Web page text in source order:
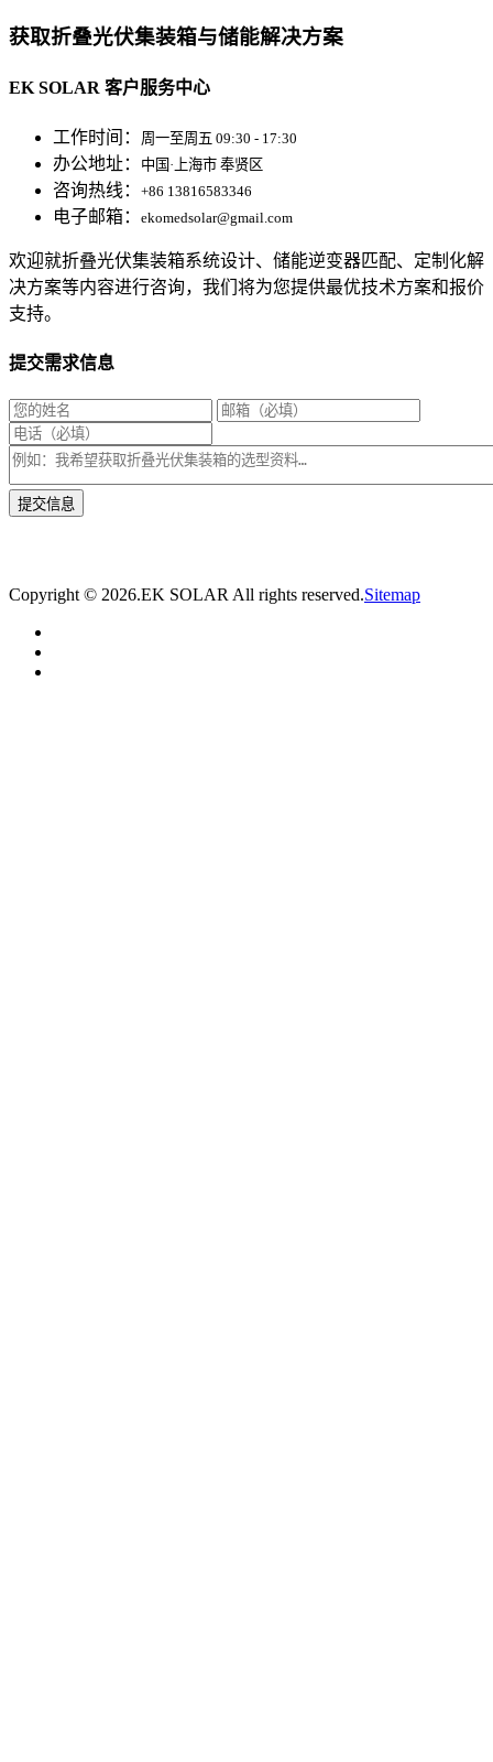
获取折叠光伏集装箱与储能解决方案
EK SOLAR 客户服务中心
工作时间： 周一至周五 09:30 - 17:30
办公地址： 中国·上海市 奉贤区
咨询热线： +86 13816583346
电子邮箱： ekomedsolar@gmail.com
欢迎就折叠光伏集装箱系统设计、储能逆变器匹配、定制化解
决方案等内容进行咨询，我们将为您提供最优技术方案和报价
支持。
提交需求信息
Copyright © 2026.EK SOLAR All rights reserved.Sitemap